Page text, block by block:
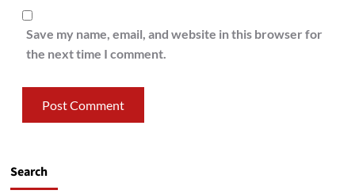
Save my name, email, and website in this browser for
the next time I comment.
Search